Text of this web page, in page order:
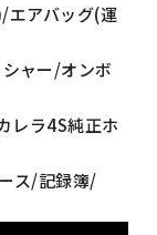
エアバッグ(運
ャー/オンボ
レラ4S純正ホ
ス/記録簿/